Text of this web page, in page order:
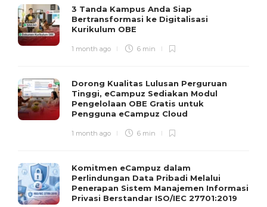
3 Tanda Kampus Anda Siap
Bertransformasi ke Digitalisasi
Kurikulum OBE
1 month ago 6 min
Dorong Kualitas Lulusan Perguruan
Tinggi, eCampuz Sediakan Modul
Pengelolaan OBE Gratis untuk
Pengguna eCampuz Cloud
1 month ago 6 min
Komitmen eCampuz dalam
Perlindungan Data Pribadi Melalui
Penerapan Sistem Manajemen Informasi
Privasi Berstandar ISO/IEC 27701:2019